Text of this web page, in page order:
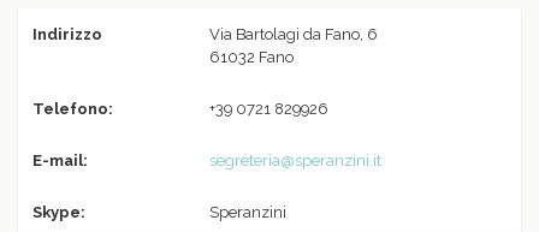
Indirizzo
Via Bartolagi da Fano, 6
61032 Fano
Telefono: +39 0721 829926
E-mail: segreteria@speranzini.it
Skype: Speranzini